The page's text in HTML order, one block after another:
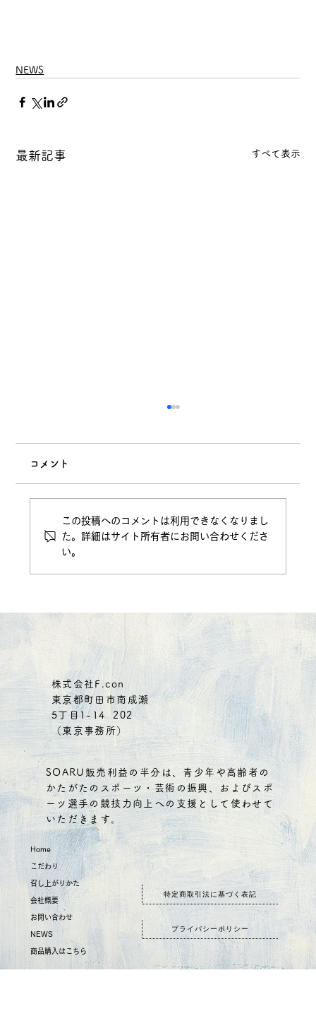
NEWS
最新記事 すべて表示
(クーポン有り）燕の巣、まずは1週間！
コメント
この投稿へのコメントは利用できなくなりまし
た。詳細はサイト所有者にお問い合わせくださ
い。
株式会社F.con
東京都町田市南成瀬
5丁目1-14 202
（東京事務所）
SOARU販売利益の半分は、青少年や高齢者の
かたがたのスポーツ・芸術の振興、およびスポ
ーツ選手の競技力向上への支援として使わせて
いただきます。
Home
こだわり
召し上がりかた
会社概要
お問い合わせ
NEWS
商品購入はこちら
特定商取引法に基づく表記
​プライバシーポリシー